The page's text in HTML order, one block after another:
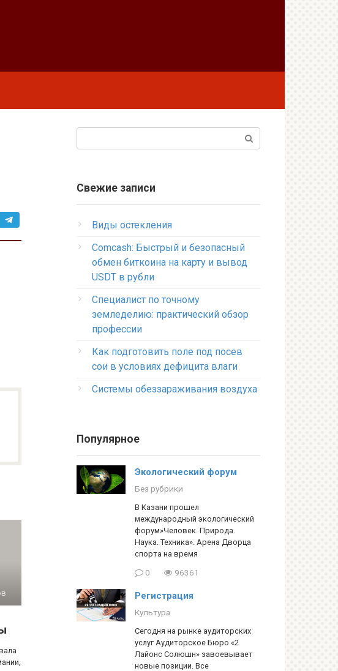
Свежие записи
Виды остекления
Comcash: Быстрый и безопасный
обмен биткоина на карту и вывод
USDT в рубли
Специалист по точному
земледелию: практический обзор
профессии
Как подготовить поле под посев
сои в условиях дефицита влаги
Системы обеззараживания воздуха
Популярное
Экологический форум
Без рубрики
В Казани прошел
международный экологический
форум»Человек. Природа.
Наука. Техника». Арена Дворца
спорта на время
0 96361
Регистрация
Культура
Сегодня на рынке аудиторских
услуг Аудиторское Бюро «2
Лайонс Солюшн» завоевывает
новые позиции. Все